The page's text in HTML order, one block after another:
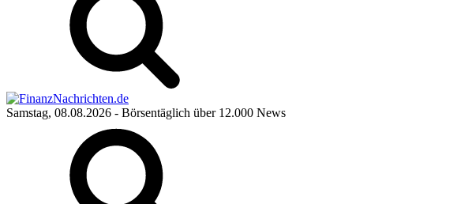
Samstag, 08.08.2026 - Börsentäglich über 12.000 News